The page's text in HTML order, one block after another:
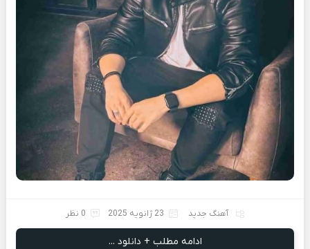
آهنگ جدید 23 ژانویه 2025 0 نظر
ادامه مطلب + دانلود ...